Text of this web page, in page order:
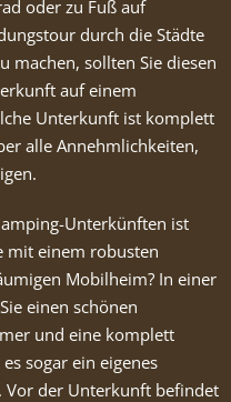
oder zu Fuß auf
durch die Städte
machen, sollten Sie diesen
auf einem
Unterkunft ist komplett
alle Annehmlichkeiten,
Unterkünften ist
mit einem robusten
Mobilheim? In einer
einen schönen
und eine komplett
sogar ein eigenes
Vor der Unterkunft befindet